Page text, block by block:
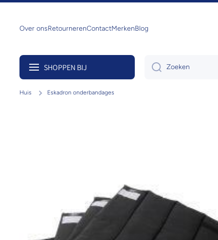
Over onsRetournerenContactMerkenBlog
SHOPPEN BIJ Zoeken
Huis Eskadron onderbandages